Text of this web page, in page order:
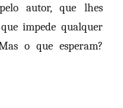
pelo autor, que lhes
impede qualquer
o que esperam?